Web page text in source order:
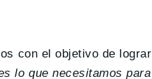
con el objetivo de lograr
lo que necesitamos para